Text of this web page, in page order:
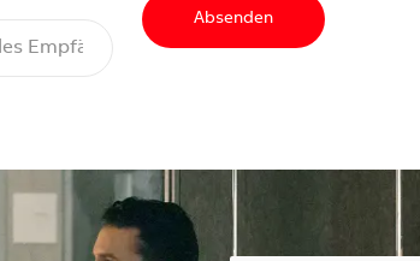
Absenden